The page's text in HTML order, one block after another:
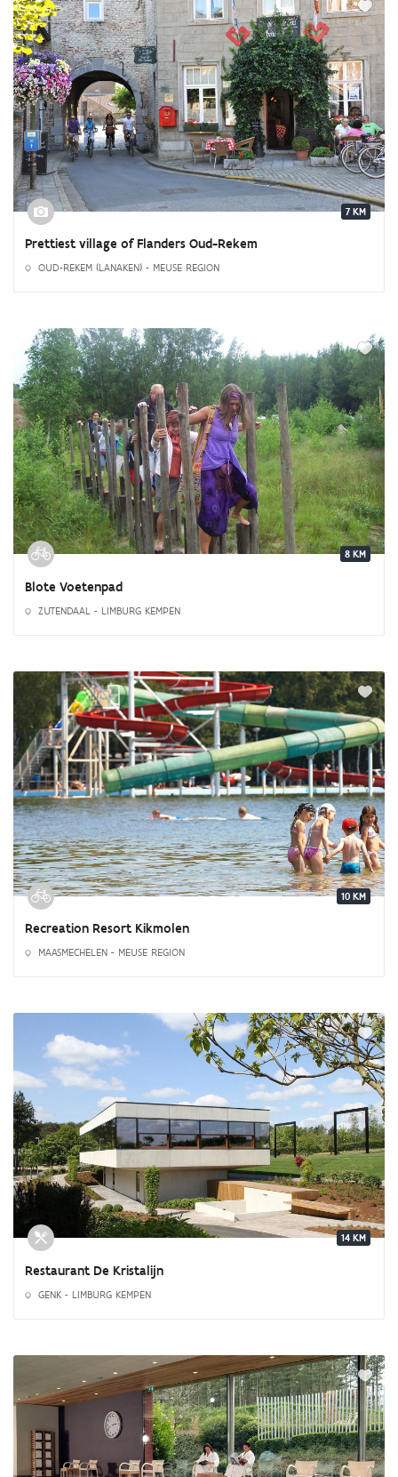
7 KM
Prettiest village of Flanders Oud-Rekem
OUD-REKEM (LANAKEN) - MEUSE REGION
8 KM
Blote Voetenpad
ZUTENDAAL - LIMBURG KEMPEN
10 KM
Recreation Resort Kikmolen
MAASMECHELEN - MEUSE REGION
14 KM
Restaurant De Kristalijn
GENK - LIMBURG KEMPEN